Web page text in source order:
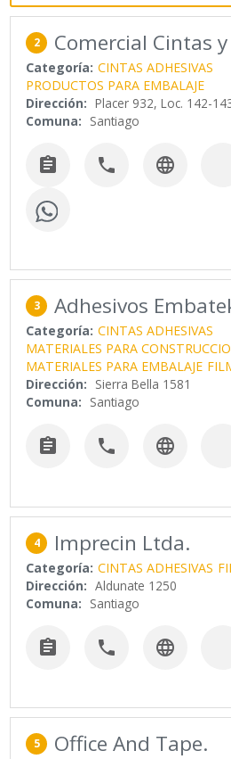
2 Comercial Cintas
Categoría: CINTAS ADHESIVAS
PRODUCTOS PARA EMBALAJE
Dirección: Placer 932, Loc. 142-
Comuna: Santiago
  
3 Adhesivos
Categoría: CINTAS ADHESIVAS
MATERIALES PARA
MATERIALES PARA EMBALAJE
Dirección: Sierra Bella 1581
Comuna: Santiago
  
4 Imprecin Ltda.
Categoría: CINTAS ADHESIVAS
Dirección: Aldunate 1250
Comuna: Santiago
  
5 Office And Tape.